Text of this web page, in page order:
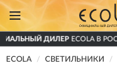
ECOLA В РОССИИ
ECOLA СВЕТИЛЬНИКИ